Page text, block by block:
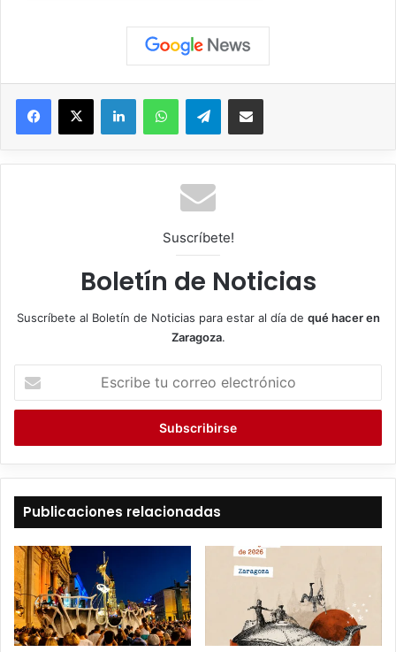
Telegram
Suscríbete!
Boletín de Noticias
Suscríbete al Boletín de Noticias para estar al día de qué hacer en
Zaragoza.
c
i
b
o
r
r
e
o
Publicaciones relacionadas